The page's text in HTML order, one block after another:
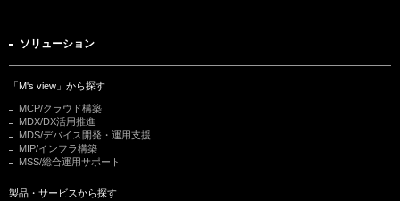
ソリューション
「M's view」から探す
MCP/クラウド構築
MDX/DX活用推進
MDS/デバイス開発・運用支援
MIP/インフラ構築
MSS/総合運用サポート
製品・サービスから探す